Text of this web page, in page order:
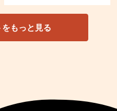
もっと見る